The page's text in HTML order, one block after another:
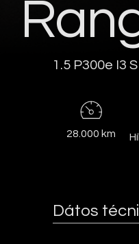
1.5 P300e I3
28.000 km
Dátos